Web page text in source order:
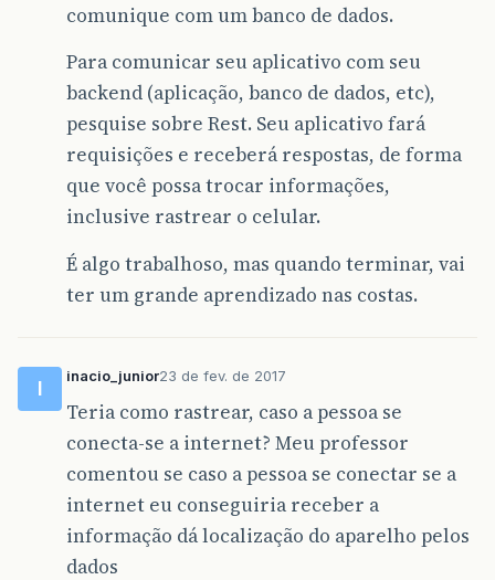
comunique com um banco de dados.
Para comunicar seu aplicativo com seu
backend (aplicação, banco de dados, etc),
pesquise sobre Rest. Seu aplicativo fará
requisições e receberá respostas, de forma
que você possa trocar informações,
inclusive rastrear o celular.
É algo trabalhoso, mas quando terminar, vai
ter um grande aprendizado nas costas.
I
inacio_junior23 de fev. de 2017
Teria como rastrear, caso a pessoa se
conecta-se a internet? Meu professor
comentou se caso a pessoa se conectar se a
internet eu conseguiria receber a
informação dá localização do aparelho pelos
dados